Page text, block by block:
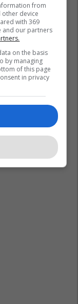
from
other device
with 369
and our partners
on the basis
by managing
of this page
in privacy